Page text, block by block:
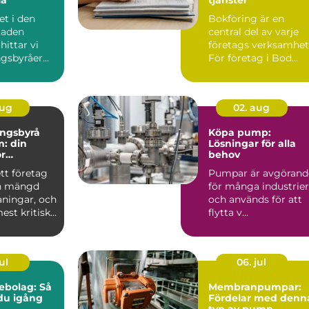
i den
hittar vi
Bokföring är en
central del av varje
företags
För företag i Bod...
din
företag
mängd
och
kritiska
02. aug
Köpa pump:
Lösningar för alla
behov
Pumpar är
för många industrier
och används för att
flytta v...
Så
igång
06. jul
Membranpumpar:
Fördelar med